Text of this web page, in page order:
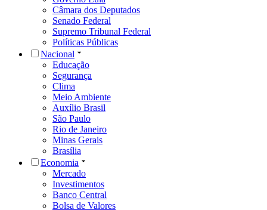
Câmara dos Deputados
Senado Federal
Supremo Tribunal Federal
Políticas Públicas
Nacional
Educação
Segurança
Clima
Meio Ambiente
Auxílio Brasil
São Paulo
Rio de Janeiro
Minas Gerais
Brasília
Economia
Mercado
Investimentos
Banco Central
Bolsa de Valores